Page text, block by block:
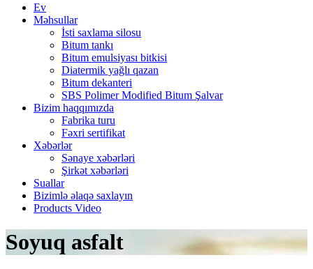
Ev
Məhsullar
İsti saxlama silosu
Bitum tankı
Bitum emulsiyası bitkisi
Diatermik yağlı qazan
Bitum dekanteri
SBS Polimer Modified Bitum Şalvar
Bizim haqqımızda
Fabrika turu
Fəxri sertifikat
Xəbərlər
Sənaye xəbərləri
Şirkət xəbərləri
Suallar
Bizimlə əlaqə saxlayın
Products Video
Soyuq asfalt